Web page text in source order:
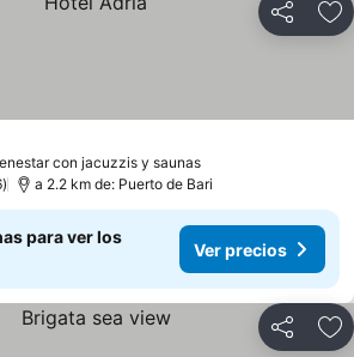
Compartir
con jacuzzis y saunas
a 2.2 km de: Puerto de Bari
para ver los
Ver precios
Compartir